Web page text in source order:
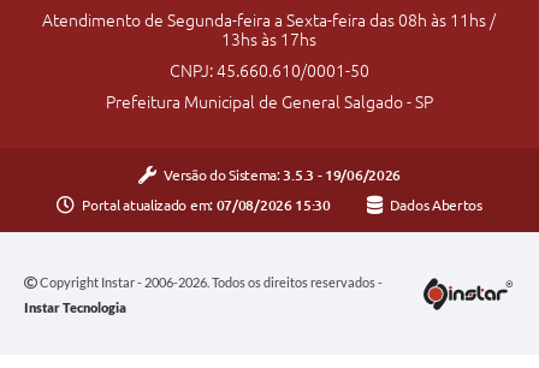
Atendimento de Segunda-feira a Sexta-feira das 08h às 11hs /
13hs às 17hs
CNPJ: 45.660.610/0001-50
Prefeitura Municipal de General Salgado - SP
Versão do Sistema: 3.5.3 - 19/06/2026
Portal atualizado em: 07/08/2026 15:30 Dados Abertos
Copyright Instar - 2006-2026. Todos os direitos reservados -
Instar Tecnologia